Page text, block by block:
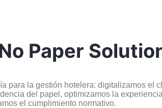
Paper
para la gestión hotelera: digitalizamos el
del papel, optimizamos la
el cumplimiento normativo.